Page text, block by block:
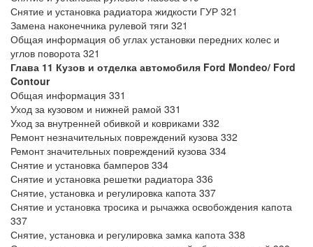
Снятие и установка радиатора жидкости ГУР 321
Замена наконечника рулевой тяги 321
Общая информация об углах установки передних колес и
углов поворота 321
Глава 11 Кузов и отделка автомобиля Ford Mondeo/ Ford
Contour
Общая информация 331
Уход за кузовом и нижней рамой 331
Уход за внутренней обивкой и ковриками 332
Ремонт незначительных повреждений кузова 332
Ремонт значительных повреждений кузова 334
Снятие и установка бамперов 334
Снятие и установка решетки радиатора 336
Снятие, установка и регулировка капота 337
Снятие и установка тросика и рычажка освобождения капота
337
Снятие, установка и регулировка замка капота 338